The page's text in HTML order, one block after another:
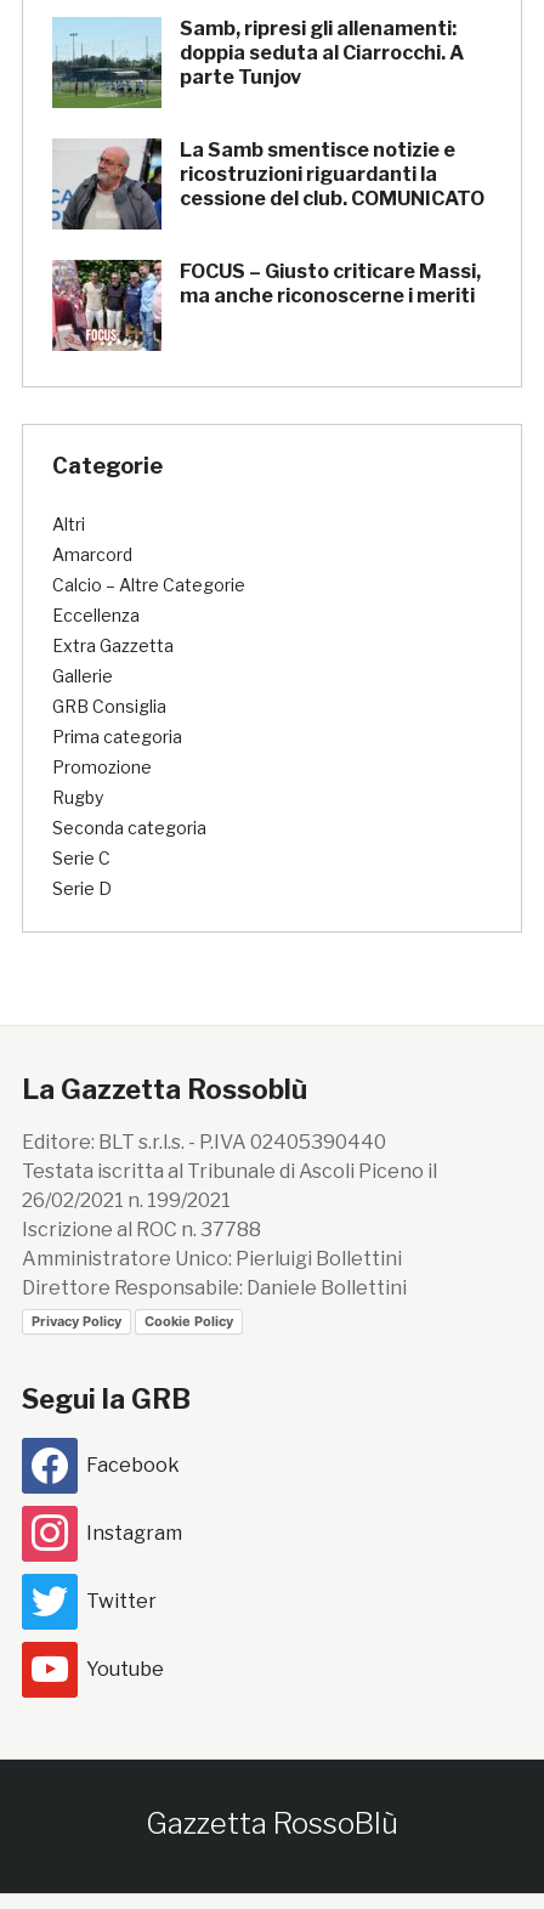
Samb, ripresi gli allenamenti:
doppia seduta al Ciarrocchi. A
parte Tunjov
La Samb smentisce notizie e
ricostruzioni riguardanti la
cessione del club. COMUNICATO
FOCUS – Giusto criticare Massi,
ma anche riconoscerne i meriti
Categorie
Altri
Amarcord
Calcio – Altre Categorie
Eccellenza
Extra Gazzetta
Gallerie
GRB Consiglia
Prima categoria
Promozione
Rugby
Seconda categoria
Serie C
Serie D
La Gazzetta Rossoblù
Editore: BLT s.r.l.s. - P.IVA 02405390440
Testata iscritta al Tribunale di Ascoli Piceno il
26/02/2021 n. 199/2021
Iscrizione al ROC n. 37788
Amministratore Unico: Pierluigi Bollettini
Direttore Responsabile: Daniele Bollettini
Privacy Policy Cookie Policy
Segui la GRB
Facebook
Instagram
Twitter
Youtube
Gazzetta RossoBlù